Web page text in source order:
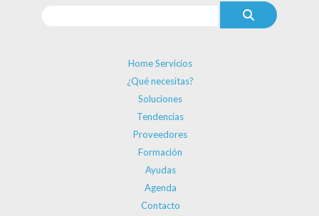
Home Servicios
¿Qué necesitas?
Soluciones
Tendencias
Proveedores
Formación
Ayudas
Agenda
Contacto